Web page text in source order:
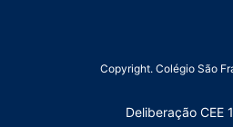
Copyright. Colégio São
Deliberação CEE